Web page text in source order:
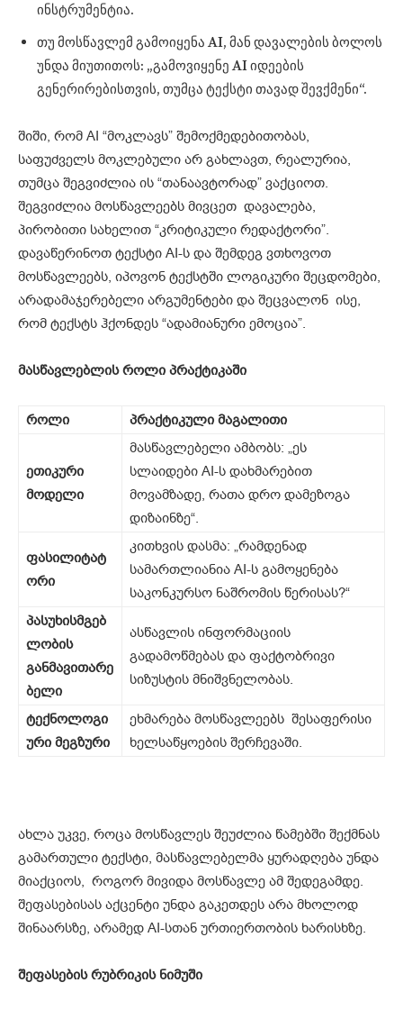
ინსტრუმენტია.
თუ მოსწავლემ გამოიყენა AI, მან დავალების ბოლოს
უნდა მიუთითოს: „გამოვიყენე AI იდეების
გენერირებისთვის, თუმცა ტექსტი თავად შევქმენი“.
შიში, რომ AI “მოკლავს” შემოქმედებითობას,
საფუძველს მოკლებული არ გახლავთ, რეალურია,
თუმცა შეგვიძლია ის “თანაავტორად” ვაქციოთ.
შეგვიძლია მოსწავლეებს მივცეთ დავალება,
პირობითი სახელით “კრიტიკული რედაქტორი”.
დავაწერინოთ ტექსტი AI-ს და შემდეგ ვთხოვოთ
მოსწავლეებს, იპოვონ ტექსტში ლოგიკური შეცდომები,
არადამაჯერებელი არგუმენტები და შეცვალონ ისე,
რომ ტექსტს ჰქონდეს “ადამიანური ემოცია”.
მასწავლებლის როლი პრაქტიკაში
როლი პრაქტიკული მაგალითი
ეთიკური
მოდელი
მასწავლებელი ამბობს: „ეს
სლაიდები AI-ს დახმარებით
მოვამზადე, რათა დრო დამეზოგა
დიზაინზე“.
ფასილიტატ
ორი
კითხვის დასმა: „რამდენად
სამართლიანია AI-ს გამოყენება
საკონკურსო ნაშრომის წერისას?“
პასუხისმგებ
ლობის
განმავითარე
ბელი
ასწავლის ინფორმაციის
გადამოწმებას და ფაქტობრივი
სიზუსტის მნიშვნელობას.
ტექნოლოგი
ური მეგზური
ეხმარება მოსწავლეებს შესაფერისი
ხელსაწყოების შერჩევაში.
ახლა უკვე, როცა მოსწავლეს შეუძლია წამებში შექმნას
გამართული ტექსტი, მასწავლებელმა ყურადღება უნდა
მიაქციოს, როგორ მივიდა მოსწავლე ამ შედეგამდე.
შეფასებისას აქცენტი უნდა გაკეთდეს არა მხოლოდ
შინაარსზე, არამედ AI-სთან ურთიერთობის ხარისხზე.
შეფასების რუბრიკის ნიმუში